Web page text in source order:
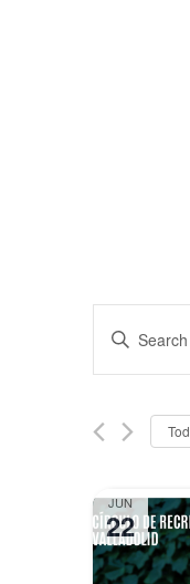
and
Enter
Keyword.
Search
Events
JUN
22